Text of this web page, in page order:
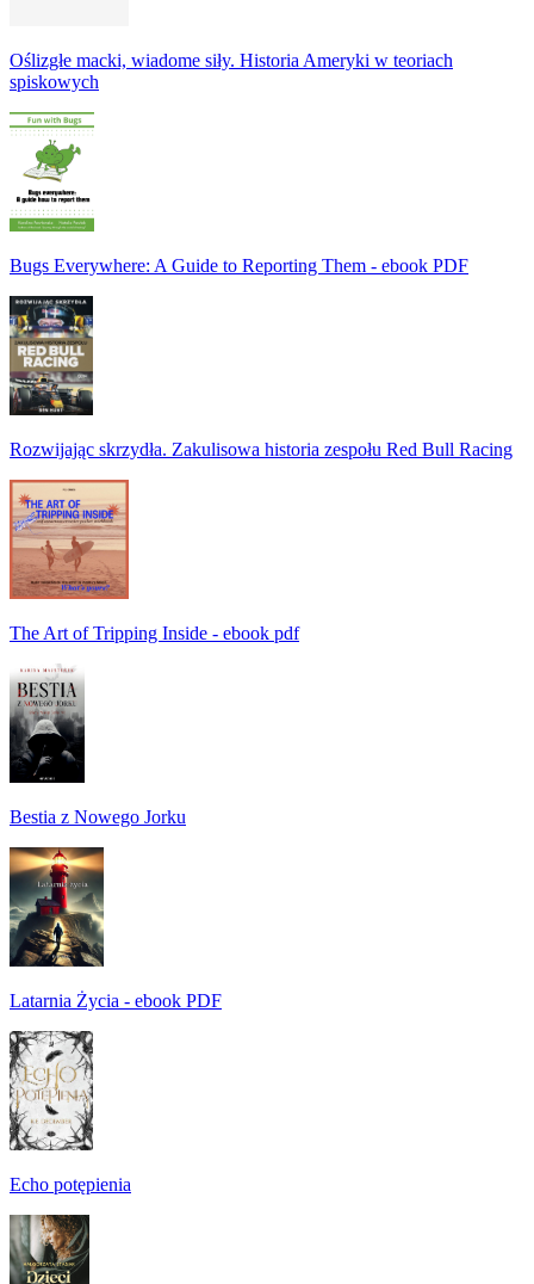
Oślizgłe macki, wiadome siły. Historia Ameryki w teoriach
spiskowych
Bugs Everywhere: A Guide to Reporting Them - ebook PDF
Rozwijając skrzydła. Zakulisowa historia zespołu Red Bull Racing
The Art of Tripping Inside - ebook pdf
Bestia z Nowego Jorku
Latarnia Życia - ebook PDF
Echo potępienia